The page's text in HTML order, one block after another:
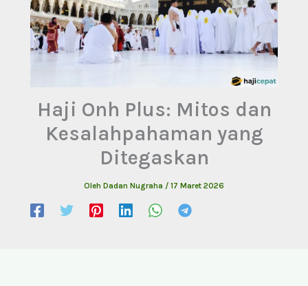
Haji Onh Plus: Mitos dan
Kesalahpahaman yang
Ditegaskan
Oleh Dadan Nugraha / 17 Maret 2026